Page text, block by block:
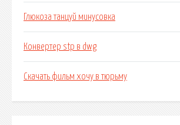
Глюкоза танцуй минусовка
Конвертер stp в dwg
Скачать фильм хочу в тюрьму